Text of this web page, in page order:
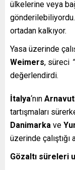
ülkelerine veya
ortadan kalkıyor.
Yasa üzerinde
Weimers, süreci
değerlendirdi.
İtalya‘nın
tartışmaları
Danimarka ve
üzerinde çalıştığı
Gözaltı süreleri